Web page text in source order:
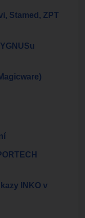
Stamed, ZPT
INKO v